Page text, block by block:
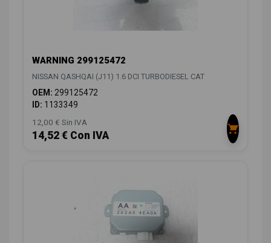
WARNING 299125472
NISSAN QASHQAI (J11) 1.6 DCI TURBODIESEL CAT
OEM: 299125472
ID: 1133349
12,00 € Sin IVA
14,52 € Con IVA